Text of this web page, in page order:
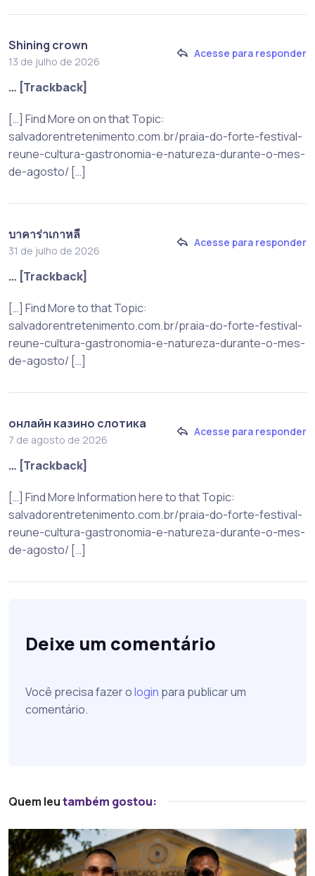
Shining crown
13 de julho de 2026
Acesse para responder
… [Trackback]
[…] Find More on on that Topic:
salvadorentretenimento.com.br/praia-do-forte-festival-
reune-cultura-gastronomia-e-natureza-durante-o-mes-
de-agosto/ […]
บาคาร่าเกาหลี
31 de julho de 2026
Acesse para responder
… [Trackback]
[…] Find More to that Topic:
salvadorentretenimento.com.br/praia-do-forte-festival-
reune-cultura-gastronomia-e-natureza-durante-o-mes-
de-agosto/ […]
онлайн казино слотика
7 de agosto de 2026
Acesse para responder
… [Trackback]
[…] Find More Information here to that Topic:
salvadorentretenimento.com.br/praia-do-forte-festival-
reune-cultura-gastronomia-e-natureza-durante-o-mes-
de-agosto/ […]
Deixe um comentário
Você precisa fazer ologin para publicar um
comentário.
Quem leutambém gostou: